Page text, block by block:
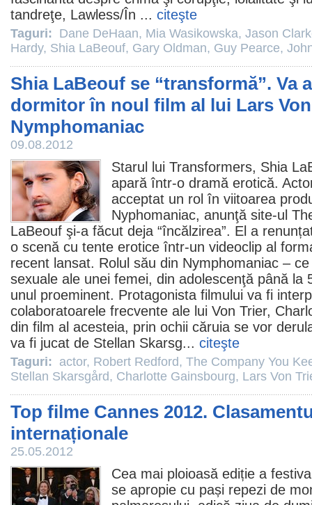
tandreţe, Lawless/În ... citeşte
Taguri: Dane DeHaan, Mia Wasikowska, Jason
Hardy, Shia LaBeouf, Gary Oldman, Guy Pearce,
Shia LaBeouf se “transformă”. Va
dormitor în noul film al lui Lars
Nymphomaniac
09.08.2012
Starul lui Transformers, Shia
apară într-o dramă erotică.
acceptat un rol în viitoarea
Nyphomaniac, anunţă site-ul
LaBeouf şi-a făcut deja “încălzirea”. El a
o scenă cu tente erotice într-un videoclip al
recent lansat. Rolul său din Nymphomaniac –
sexuale ale unei femei, din adolescenţă până la
unul proeminent. Protagonista filmului va fi
colaboratoarele frecvente ale lui Von Trier,
din film al acesteia, prin ochii căruia se vor
va fi jucat de Stellan Skarsg... citeşte
Taguri: actor, Robert Redford, The Company You
Stellan Skarsgård, Charlotte Gainsbourg, Lars Von
Top filme Cannes 2012.
internaționale
25.05.2012
Cea mai ploioasă ediție a
se apropie cu pași repezi de